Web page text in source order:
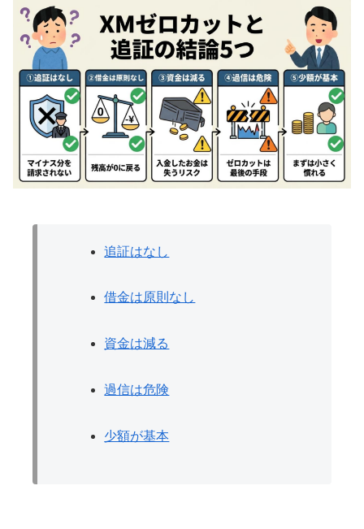
追証はなし
借金は原則なし
資金は減る
過信は危険
少額が基本